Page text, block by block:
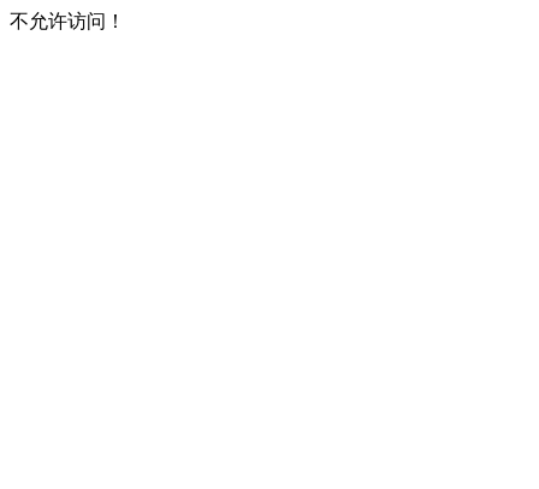
不允许访问！